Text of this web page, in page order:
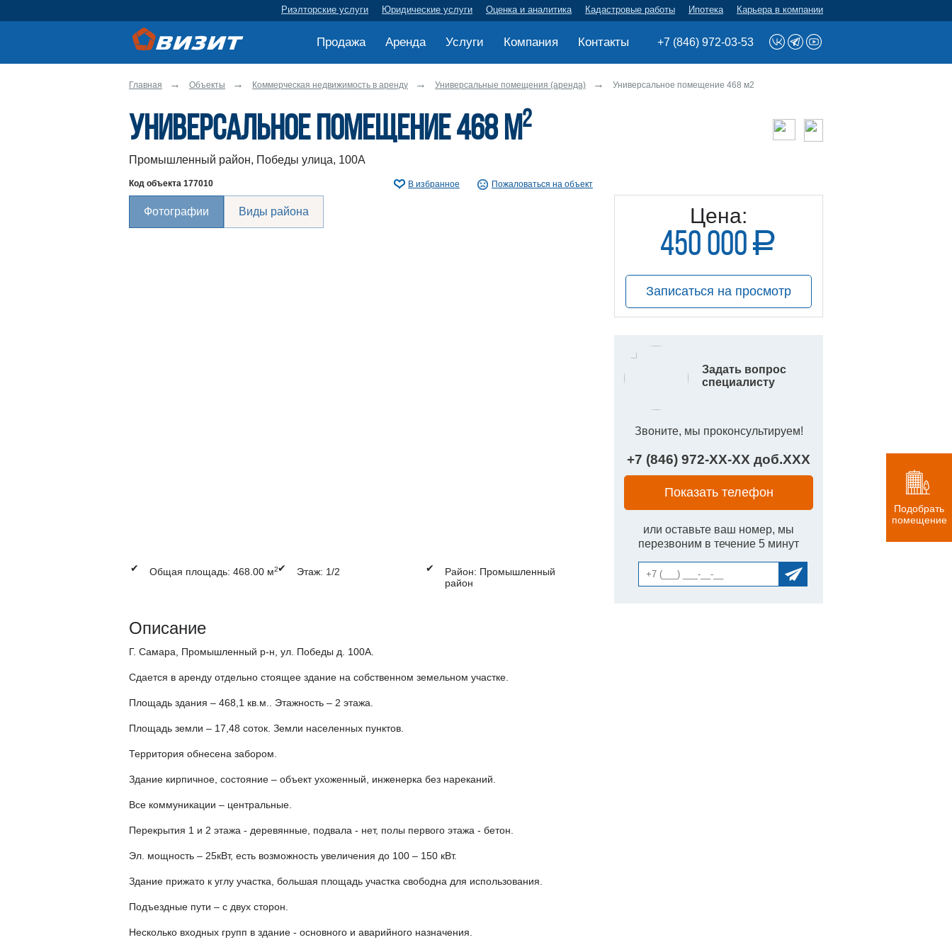
Риэлторские услуги Юридические услуги Оценка и аналитика Кадастровые работы Ипотека Карьера в компании
+7 (846) 972-03-53
Продажа Аренда Услуги Компания Контакты
Главная Объекты Коммерческая недвижимость в аренду Универсальные помещения (аренда) Универсальное помещение 468 м2
Универсальное помещение 468 м2
Промышленный район, Победы улица, 100А
Код объекта 177010 В избранное Пожаловаться на объект
Фотографии Виды района
✔ Общая площадь: 468.00 м2✔ Этаж: 1/2 ✔
Район: Промышленный
район
Описание
Г. Самара, Промышленный р-н, ул. Победы д. 100А.
Сдается в аренду отдельно стоящее здание на собственном земельном участке.
Площадь здания – 468,1 кв.м.. Этажность – 2 этажа.
Площадь земли – 17,48 соток. Земли населенных пунктов.
Территория обнесена забором.
Здание кирпичное, состояние – объект ухоженный, инженерка без нареканий.
Все коммуникации – центральные.
Перекрытия 1 и 2 этажа - деревянные, подвала - нет, полы первого этажа - бетон.
Эл. мощность – 25кВт, есть возможность увеличения до 100 – 150 кВт.
Здание прижато к углу участка, большая площадь участка свободна для использования.
Подъездные пути – с двух сторон.
Несколько входных групп в здание - основного и аварийного назначения.
Цена:
450 000 a
руб.
Записаться на просмотр
Задать вопрос
специалисту
Звоните, мы проконсультируем!
+7 (846) 972-XX-XX доб.XXX
Показать телефон
или оставьте ваш номер, мы
перезвоним в течение 5 минут
Подобрать
помещение